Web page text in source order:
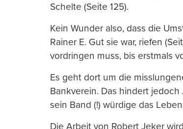
Schelte (Seite 125).
Kein Wunder also, dass die
Rainer E. Gut sie war, riefen
vordringen muss, bis erstmals
Es geht dort um die
Bankverein. Das hindert
sein Band (!) würdige das
Die Arbeit von Robert Jeker